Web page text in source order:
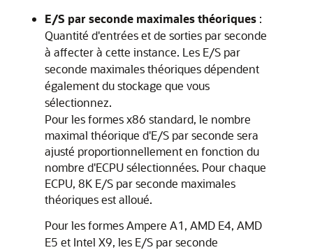
E/S par seconde maximales théoriques :
Quantité d'entrées et de sorties par seconde
à affecter à cette instance. Les E/S par
seconde maximales théoriques dépendent
également du stockage que vous
sélectionnez.
Pour les formes x86 standard, le nombre
maximal théorique d'E/S par seconde sera
ajusté proportionnellement en fonction du
nombre d'ECPU sélectionnées. Pour chaque
ECPU, 8K E/S par seconde maximales
théoriques est alloué.
Pour les formes Ampere A1, AMD E4, AMD
E5 et Intel X9, les E/S par seconde